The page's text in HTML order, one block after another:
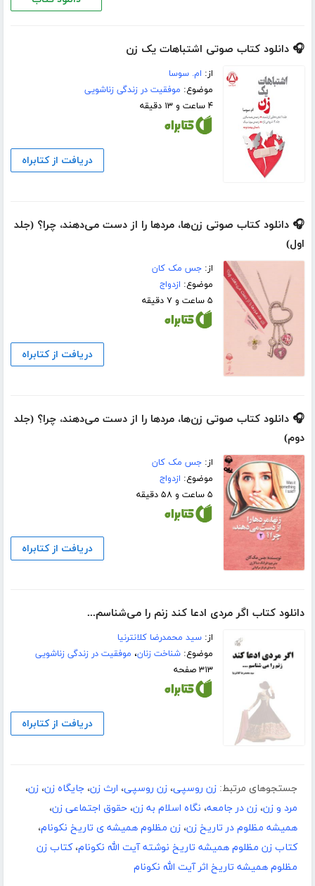
🎧 دانلود کتاب صوتی اشتباهات یک زن
از: ام. سوسا
موضوع: موفقیت در زندگی زناشویی
۴ ساعت و ۱۳ دقیقه
دریافت از کتابراه
🎧 دانلود کتاب صوتی زن‌ها، مردها را از دست می‌دهند، چرا؟ (جلد
اول)
از:جس مک کان
موضوع: ازدواج
۵ ساعت و ۷ دقیقه
دریافت از کتابراه
🎧 دانلود کتاب صوتی زن‌ها، مردها را از دست می‌دهند، چرا؟ (جلد
دوم)
از:جس مک کان
موضوع: ازدواج
۵ ساعت و ۵۸ دقیقه
دریافت از کتابراه
دانلود کتاب اگر مردی ادعا کند زنم را می‌شناسم...
از:سید محمدرضا کلانترنیا
موضوع:شناخت زنان، موفقیت در زندگی زناشویی
۳۱۳ صفحه
دریافت از کتابراه
جستجوهای مرتبط: زن روسپی، زن روسپی، ارث زن، جایگاه زن، زن،
مرد و زن، زن در جامعه، نگاه اسلام به زن، حقوق اجتماعی زن،
همیشه مظلوم در تاریخ زن، زن مظلوم همیشه ی تاریخ نکونام،
کتاب زن مظلوم همیشه تاریخ نوشته آیت الله نکونام،کتاب زن
مظلوم همیشه تاریخ اثر آیت الله نکونام